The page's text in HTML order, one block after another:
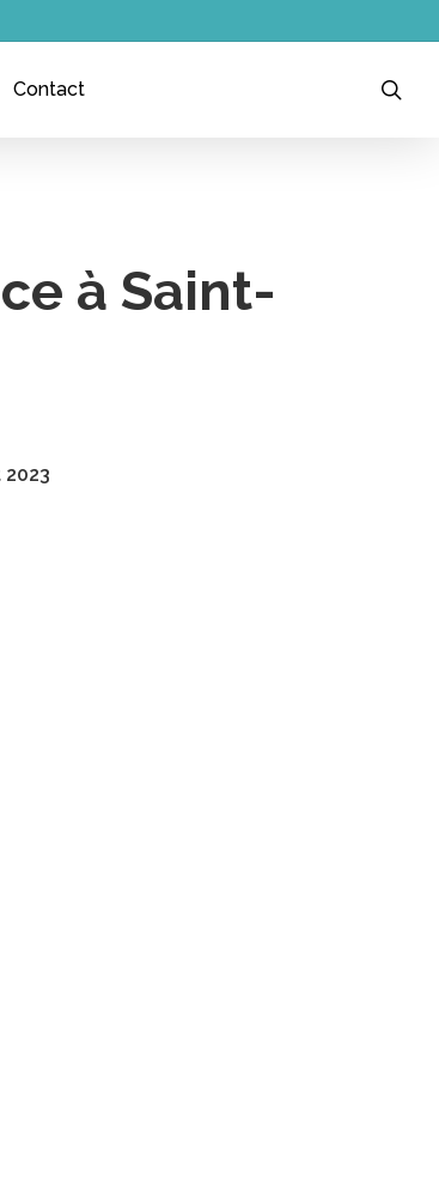
Contact
à Saint-